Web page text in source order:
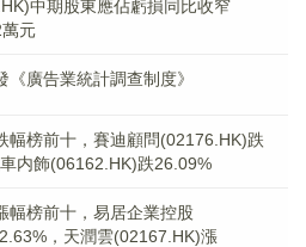
中期股東應佔虧損同比收窄
元
廣告業統計調查制度》
幅榜前十，賽迪顧問(02176.HK)跌
内飾(06162.HK)跌26.09%
幅榜前十，易居企業控股
，天潤雲(02167.HK)漲